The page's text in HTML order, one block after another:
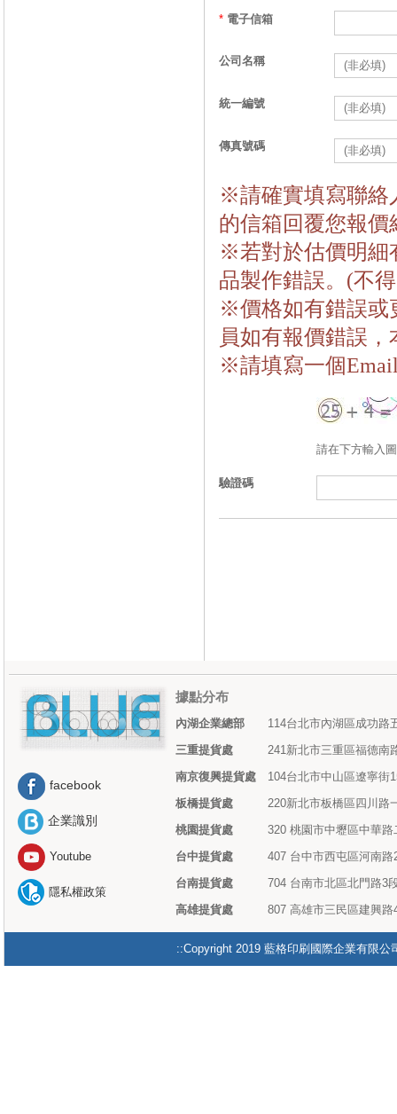
* 電子信箱
公司名稱
統一編號
傳真號碼
※請確實填寫聯絡
的信箱回覆您報價
※若對於估價明細
品製作錯誤。(不
※價格如有錯誤或
員如有報價錯誤
※請填寫一個
請在下方輸入
驗證碼
facebook
企業識別
Youtube
隱私權政策
據點分布
內湖企業總部 114台北市內湖區成功路
三重提貨處 241新北市三重區福德南
南京復興提貨處 104台北市中山區遼寧街
板橋提貨處 220新北市板橋區四川路
桃園提貨處 320 桃園市中壢區中華路
台中提貨處 407 台中市西屯區河南路
台南提貨處 704 台南市北區北門路3
高雄提貨處 807 高雄市三民區建興路
::Copyright 2019 藍格印刷國際企業有限